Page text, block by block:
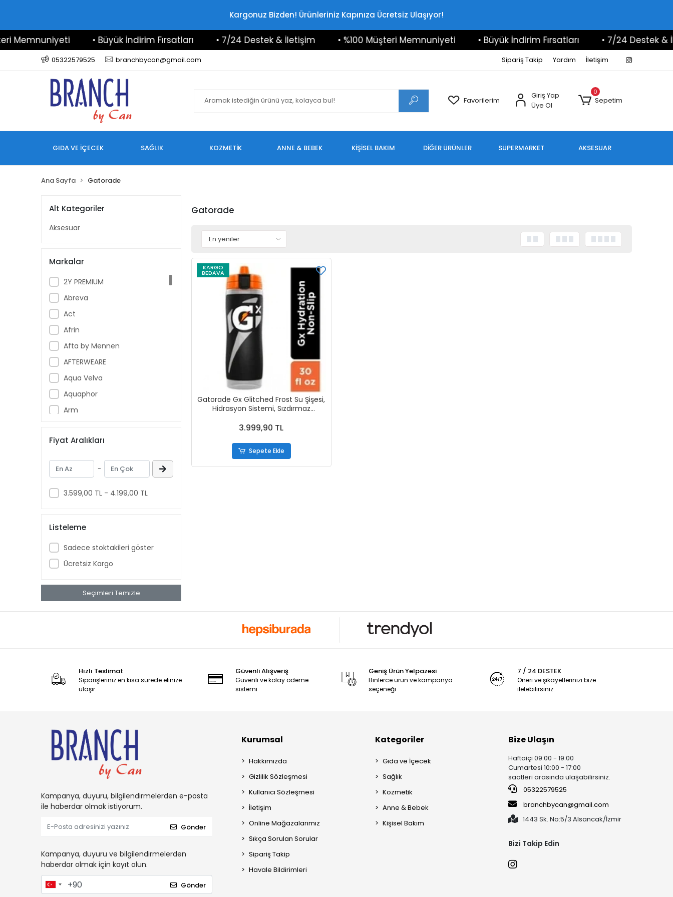
Kargonuz Bizden! Ürünleriniz Kapınıza Ücretsiz Ulaşıyor!
Memnuniyeti • Büyük İndirim Fırsatları • 7/24 Destek & İletişim • %100 Müşteri Memnuniyeti • Büyük İndirim Fırsatları • 7/24 Destek &
05322579525 branchbycan@gmail.com Sipariş Takip Yardım İletişim
Favorilerim
Giriş Yap
Üye Ol
0
Sepetim
GIDA VE İÇECEK SAĞLIK KOZMETİK ANNE & BEBEK KİŞİSEL BAKIM DİĞER ÜRÜNLER SÜPERMARKET AKSESUAR
Ana Sayfa Gatorade
Alt Kategoriler
Aksesuar
Markalar
2Y PREMIUM
Abreva
Act
Afrin
Afta by Mennen
AFTERWEARE
Aqua Velva
Aquaphor
Arm
Aspercreme
Aussie
Aveeno Baby
Ban
Banana Boat
BETTY CROCKER
bluey
BOB
Candy
Caress
Carol
Cetaphil
Charms
Chattem
Chupa Chups
Coca-Cola
Colgate
Comet
Fiyat Aralıkları
-
3.599,00 TL - 4.199,00 TL
Listeleme
Sadece stoktakileri göster
Ücretsiz Kargo
Seçimleri Temizle
Gatorade
KARGO
BEDAVA
Gatorade Gx Glitched Frost Su Şişesi,
Hidrasyon Sistemi, Sızdırmaz
3.999,90 TL
Sepete Ekle
Hızlı Teslimat
Siparişleriniz en kısa sürede elinize
ulaşır.
Güvenli Alışveriş
Güvenli ve kolay ödeme
sistemi
Geniş Ürün Yelpazesi
Binlerce ürün ve kampanya
seçeneği
7 / 24 DESTEK
Öneri ve şikayetlerinizi bize
iletebilirsiniz.
Kampanya, duyuru, bilgilendirmelerden e-posta
ile haberdar olmak istiyorum.
Gönder
Kampanya, duyuru ve bilgilendirmelerden
haberdar olmak için kayıt olun.
Gönder
Kurumsal
Hakkımızda
Gizlilik Sözleşmesi
Kullanıcı Sözleşmesi
İletişim
Online Mağazalarımız
Sıkça Sorulan Sorular
Sipariş Takip
Havale Bildirimleri
Kategoriler
Gıda ve İçecek
Sağlık
Kozmetik
Anne & Bebek
Kişisel Bakım
Bize Ulaşın
Haftaiçi 09:00 - 19:00
Cumartesi 10:00 - 17:00
saatleri arasında ulaşabilirsiniz.
05322579525
branchbycan@gmail.com
1443 Sk. No:5/3 Alsancak/İzmir
Bizi Takip Edin